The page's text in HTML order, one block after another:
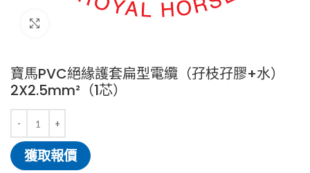
寶馬PVC絕緣護套扁型電纜（孖枝孖膠+水）
2X2.5mm²（1芯）
獲取報價